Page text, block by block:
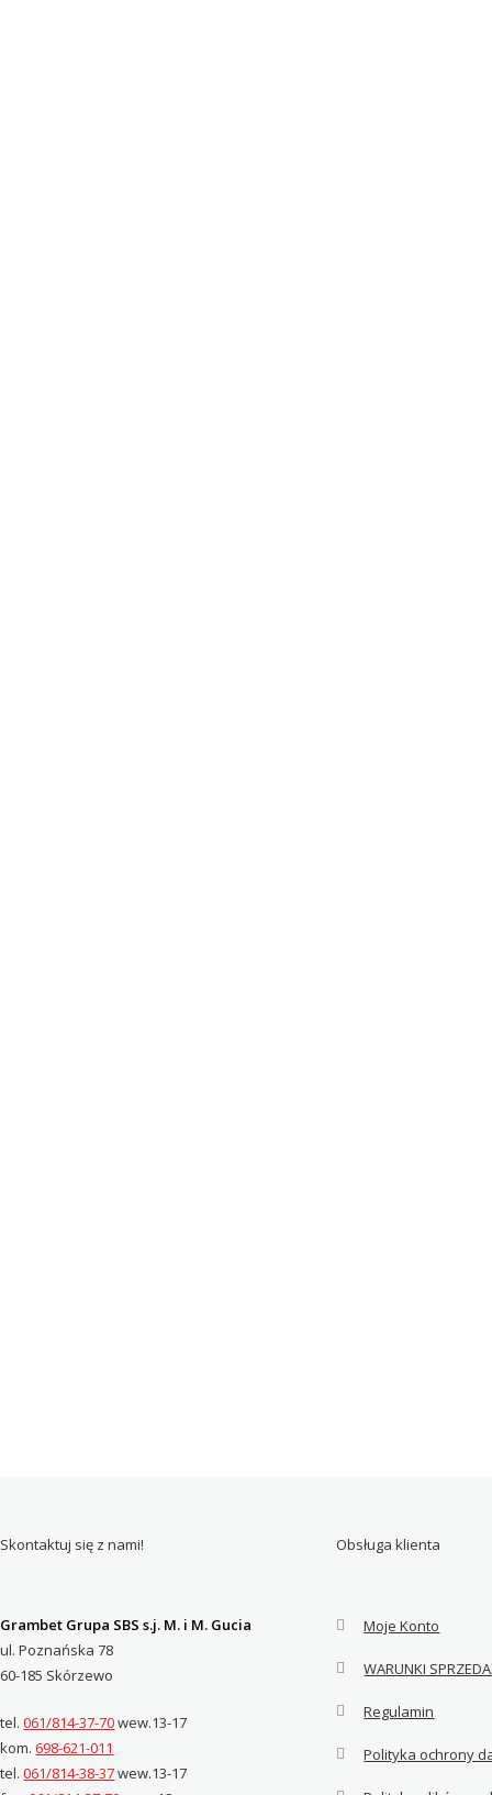
Skontaktuj się z nami!
Grambet Grupa SBS s.j. M. i M. Gucia
ul. Poznańska 78
60-185 Skórzewo
tel.061/814-37-70wew.13-17
kom. 698-621-011
tel.061/814-38-37wew.13-17
Obsługa klienta
Moje Konto
WARUNKI
Regulamin
Polityka ochrony